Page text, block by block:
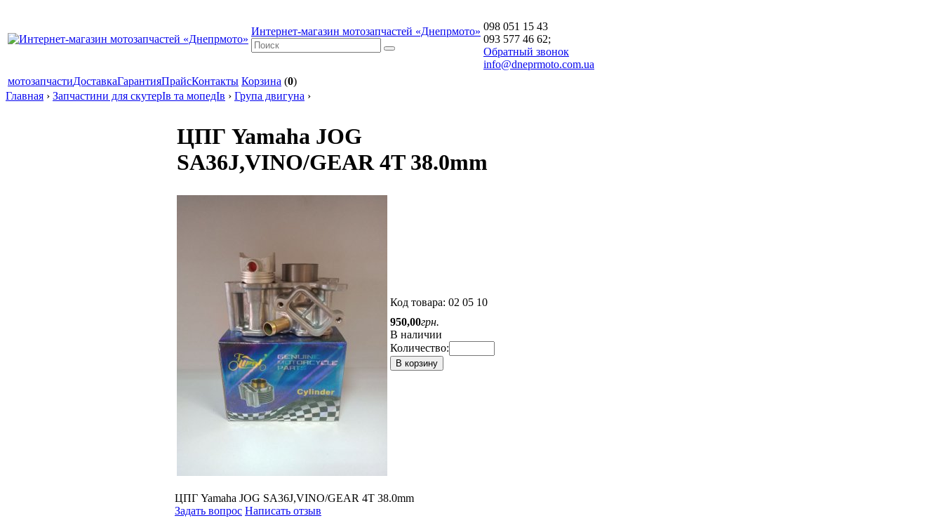
Интернет-магазин мотозапчастей «Днепрмото» 098 051 15 43
093 577 46 62;
Обратный звонок
info@dneprmoto.com.ua
мотозапчастиДоставкаГарантияПрайсКонтакты Корзина (0)
Главная › Запчастини для скутерІв та мопедІв › Група двигуна ›
ЦПГ Yamaha JOG
SA36J,VINO/GEAR 4T 38.0mm
Код товара: 02 05 10
950,00грн.
В наличии
Количество:
В корзину
ЦПГ Yamaha JOG SA36J,VINO/GEAR 4T 38.0mm
Задать вопрос Написать отзыв